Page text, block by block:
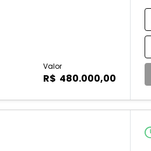
Valor
R$ 480.000,00